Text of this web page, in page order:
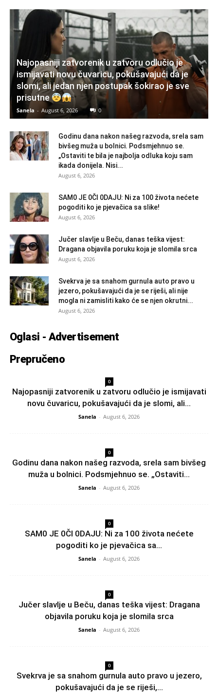
Najopasniji zatvorenik u zatvoru odlučio je
ismijavati novu čuvaricu, pokušavajući da je
slomi, ali jedan njen postupak šokirao je sve
prisutne
Sanela - August 6, 2026 0
Godinu dana nakon našeg razvoda, srela sam
bivšeg muža u bolnici. Podsmjehnuo se.
„Ostaviti te bila je najbolja odluka koju sam
ikada donijela. Nisi...
August 6, 2026
SAM0 JE 0Čl 0DAJU: Ni za 100 života nećete
pogoditi ko je pjevačica sa slike!
August 6, 2026
Jučer slavlje u Beču, danas teška vijest:
Dragana objavila poruku koja je slomila srca
August 6, 2026
Svekrva je sa snahom gurnula auto pravo u
jezero, pokušavajući da je se riješi, ali nije
mogla ni zamisliti kako će se njen okrutni...
August 6, 2026
Oglasi - Advertisement
Prepručeno
0
Najopasniji zatvorenik u zatvoru odlučio je ismijavati
novu čuvaricu, pokušavajući da je slomi, ali...
Sanela - August 6, 2026
0
Godinu dana nakon našeg razvoda, srela sam bivšeg
muža u bolnici. Podsmjehnuo se. „Ostaviti...
Sanela - August 6, 2026
0
SAM0 JE 0Čl 0DAJU: Ni za 100 života nećete
pogoditi ko je pjevačica sa...
Sanela - August 6, 2026
0
Jučer slavlje u Beču, danas teška vijest: Dragana
objavila poruku koja je slomila srca
Sanela - August 6, 2026
0
Svekrva je sa snahom gurnula auto pravo u jezero,
pokušavajući da je se riješi,...